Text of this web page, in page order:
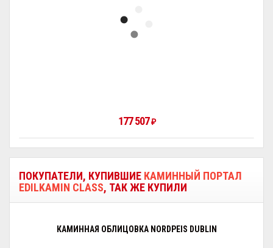
177 507₽
ПОКУПАТЕЛИ, КУПИВШИЕ КАМИННЫЙ ПОРТАЛ
EDILKAMIN CLASS, ТАК ЖЕ КУПИЛИ
КАМИННАЯ ОБЛИЦОВКА NORDPEIS DUBLIN